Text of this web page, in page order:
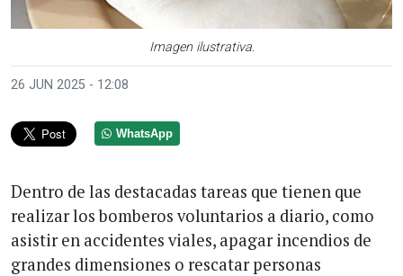
Imagen ilustrativa.
26 JUN 2025 - 12:08
WhatsApp
Dentro de las destacadas tareas que tienen que
realizar los bomberos voluntarios a diario, como
asistir en accidentes viales, apagar incendios de
grandes dimensiones o rescatar personas